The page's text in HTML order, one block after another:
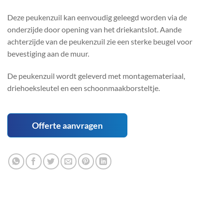
Deze peukenzuil kan eenvoudig geleegd worden via de
onderzijde door opening van het driekantslot. Aande
achterzijde van de peukenzuil zie een sterke beugel voor
bevestiging aan de muur.
De peukenzuil wordt geleverd met montagemateriaal,
driehoeksleutel en een schoonmaakborsteltje.
Offerte aanvragen